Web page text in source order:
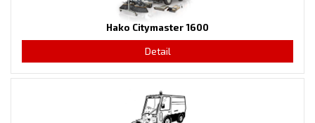
Hako Citymaster 1600
Detail